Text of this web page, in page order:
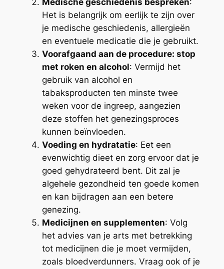
Medische geschiedenis bespreken:
Het is belangrijk om eerlijk te zijn over
je medische geschiedenis, allergieën
en eventuele medicatie die je gebruikt.
Voorafgaand aan de procedure: stop
met roken en alcohol: Vermijd het
gebruik van alcohol en
tabaksproducten ten minste twee
weken voor de ingreep, aangezien
deze stoffen het genezingsproces
kunnen beïnvloeden.
Voeding en hydratatie: Eet een
evenwichtig dieet en zorg ervoor dat je
goed gehydrateerd bent. Dit zal je
algehele gezondheid ten goede komen
en kan bijdragen aan een betere
genezing.
Medicijnen en supplementen: Volg
het advies van je arts met betrekking
tot medicijnen die je moet vermijden,
zoals bloedverdunners. Vraag ook of je